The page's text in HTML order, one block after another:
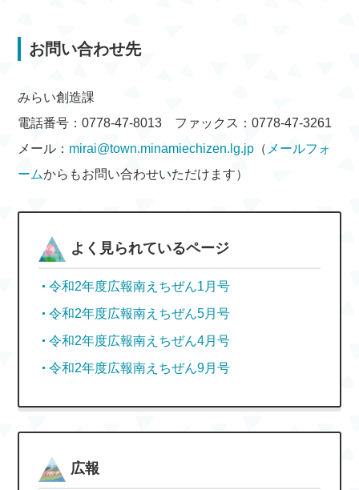
お問い合わせ先
みらい創造課
電話番号：0778-47-8013 ファックス：0778-47-3261
メール： mirai@town.minamiechizen.lg.jp （ メールフォ
ームからもお問い合わせいただけます）
よく見られているページ
令和2年度広報南えちぜん1月号
令和2年度広報南えちぜん5月号
令和2年度広報南えちぜん4月号
令和2年度広報南えちぜん9月号
広報